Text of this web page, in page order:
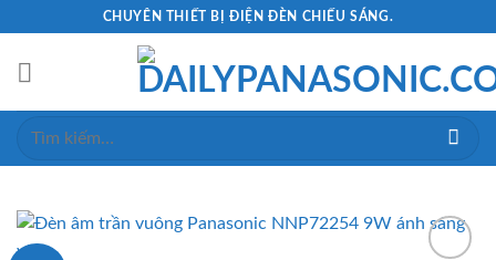
content
CHUYÊN THIẾT BỊ ĐIỆN ĐÈN CHIẾU SÁNG.
Tìm